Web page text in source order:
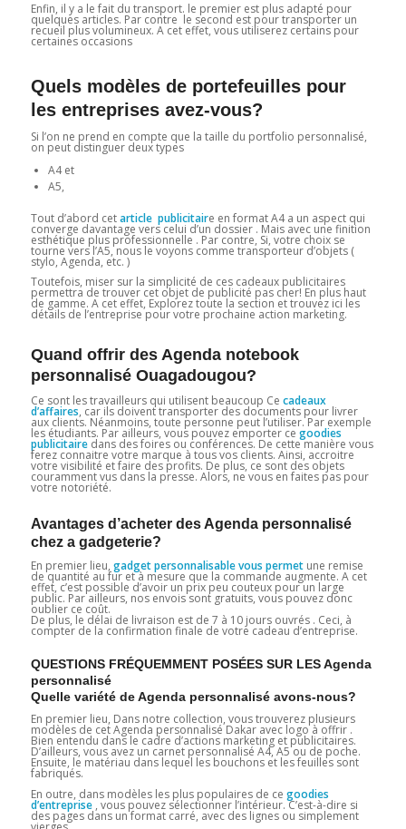
Enfin, il y a le fait du transport. le premier est plus adapté pour
quelques articles. Par contre le second est pour transporter un
recueil plus volumineux. A cet effet, vous utiliserez certains pour
certaines occasions
Quels modèles de portefeuilles pour
les entreprises avez-vous?
Si l’on ne prend en compte que la taille du portfolio personnalisé,
on peut distinguer deux types
A4 et
A5,
Tout d’abord cetarticle publicitaire en format A4 a un aspect qui
converge davantage vers celui d’un dossier . Mais avec une finition
esthétique plus professionnelle . Par contre, Si, votre choix se
tourne vers l’A5, nous le voyons comme transporteur d’objets (
stylo, Agenda, etc. )
Toutefois, miser sur la simplicité de ces cadeaux publicitaires
permettra de trouver cet objet de publicité pas cher! En plus haut
de gamme. A cet effet, Explorez toute la section et trouvez ici les
détails de l’entreprise pour votre prochaine action marketing.
Quand offrir des Agenda notebook
personnalisé Ouagadougou?
Ce sont les travailleurs qui utilisent beaucoup Ce cadeaux
d’affaires, car ils doivent transporter des documents pour livrer
aux clients. Néanmoins, toute personne peut l’utiliser. Par exemple
les étudiants. Par ailleurs, vous pouvez emporter ce goodies
publicitaire dans des foires ou conférences. De cette manière vous
ferez connaitre votre marque à tous vos clients. Ainsi, accroitre
votre visibilité et faire des profits. De plus, ce sont des objets
couramment vus dans la presse. Alors, ne vous en faites pas pour
votre notoriété.
Avantages d’acheter des Agenda personnalisé
chez a gadgeterie?
En premier lieu, gadget personnalisable vous permetune remise
de quantité au fur et à mesure que la commande augmente. A cet
effet, c’est possible d’avoir un prix peu couteux pour un large
public. Par ailleurs, nos envois sont gratuits, vous pouvez donc
oublier ce coût.
De plus, le délai de livraison est de 7 à 10 jours ouvrés . Ceci, à
compter de la confirmation finale de votre cadeau d’entreprise.
QUESTIONS FRÉQUEMMENT POSÉES SUR LES Agenda
personnalisé
Quelle variété de Agenda personnalisé avons-nous?
En premier lieu, Dans notre collection, vous trouverez plusieurs
modèles de cet Agenda personnalisé Dakar avec logo à offrir .
Bien entendu dans le cadre d’actions marketing et publicitaires.
D’ailleurs, vous avez un carnet personnalisé A4, A5 ou de poche.
Ensuite, le matériau dans lequel les bouchons et les feuilles sont
fabriqués.
En outre, dans modèles les plus populaires de ce goodies
d’entreprise, vous pouvez sélectionner l’intérieur. C’est-à-dire si
des pages dans un format carré, avec des lignes ou simplement